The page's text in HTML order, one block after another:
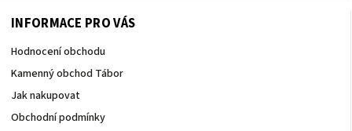
INFORMACE PRO VÁS
Hodnocení obchodu
Kamenný obchod Tábor
Jak nakupovat
Obchodní podmínky